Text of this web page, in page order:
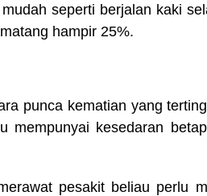
seperti berjalan kaki
hampir 25%.
punca kematian yang
mempunyai kesedaran
pesakit beliau perlu